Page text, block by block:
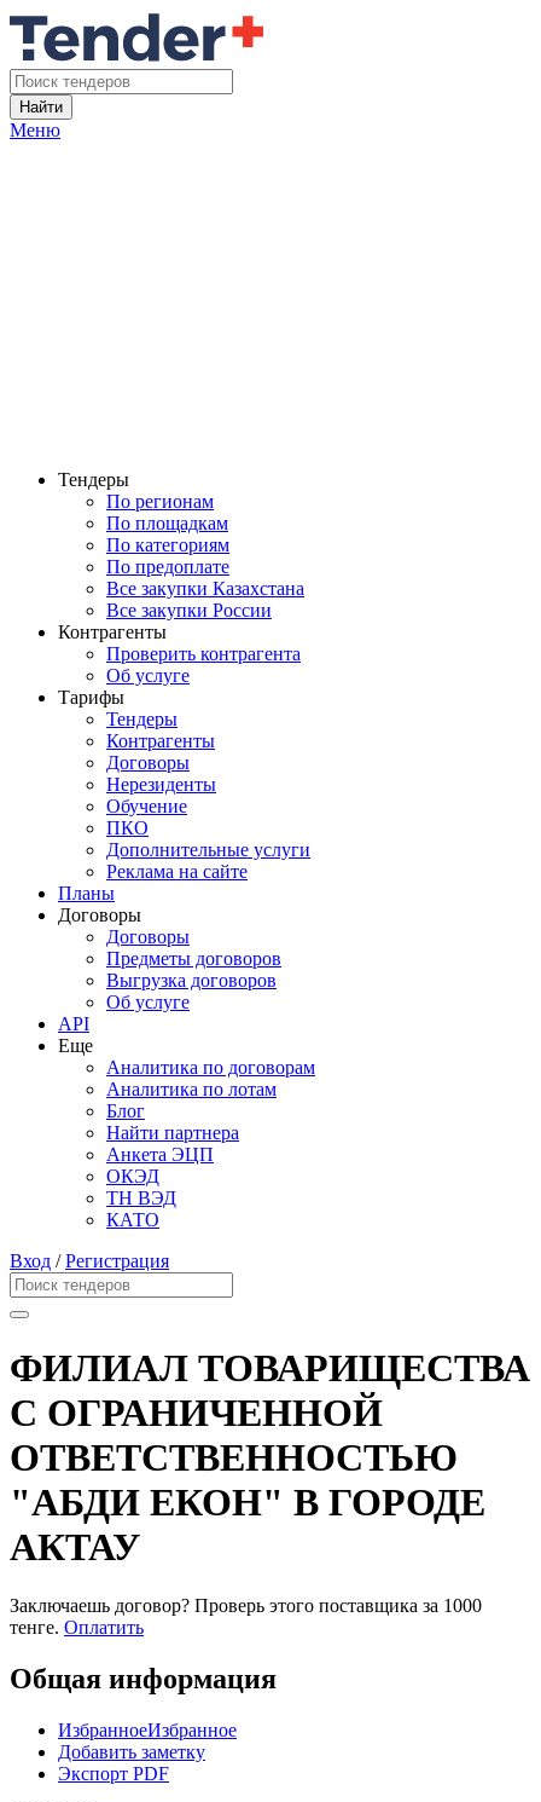
Найти
Меню
Тендеры
По регионам
По площадкам
По категориям
По предоплате
Все закупки Казахстана
Все закупки России
Контрагенты
Проверить контрагента
Об услуге
Тарифы
Тендеры
Контрагенты
Договоры
Нерезиденты
Обучение
ПКО
Дополнительные услуги
Реклама на сайте
Планы
Договоры
Договоры
Предметы договоров
Выгрузка договоров
Об услуге
API
Еще
Аналитика по договорам
Аналитика по лотам
Блог
Найти партнера
Анкета ЭЦП
ОКЭД
ТН ВЭД
КАТО
Вход /Регистрация
ФИЛИАЛ ТОВАРИЩЕСТВА
С ОГРАНИЧЕННОЙ
ОТВЕТСТВЕННОСТЬЮ
"АБДИ ЕКОН" В ГОРОДЕ
АКТАУ
Заключаешь договор? Проверь этого поставщика за 1000
тенге. Оплатить
Общая информация
ИзбранноеИзбранное
Добавить заметку
Экспорт PDF